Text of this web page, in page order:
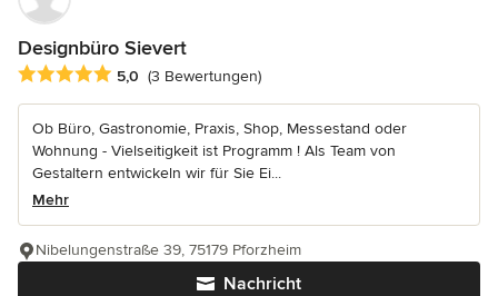
Designbüro Sievert
Durchschnittliche Bewertung: 5 von 5 Sternen
5,0 (3 Bewertungen)
Ob Büro, Gastronomie, Praxis, Shop, Messestand oder
Wohnung - Vielseitigkeit ist Programm ! Als Team von
Gestaltern entwickeln wir für Sie Ei...
Mehr
Nachricht
Nibelungenstraße 39, 75179 Pforzheim